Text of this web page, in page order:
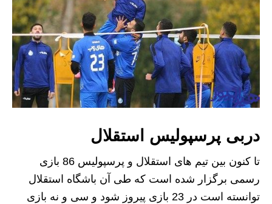
دربی پرسپولیس استقلال
تا کنون بین تیم های استقلال و پرسپولیس 86 بازی
رسمی برگزار شده است که طی آن باشگاه استقلال
توانسته است در 23 بازی پیروز شود و سی و نه بازی